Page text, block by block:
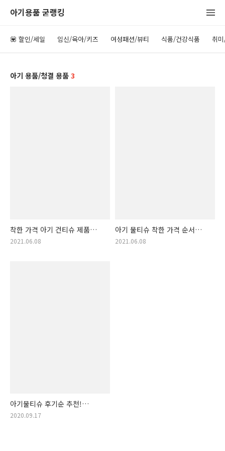
아기용품 굳랭킹
💟 할인/세일 임신/육아/키즈 여성패션/뷰티 식품/건강식품 취
아기 용품/청결 용품 3
착한 가격 아기 건티슈 제품
개봉박두! 아기건티슈 랭킹!!
2021.06.08
아기 물티슈 착한 가격 순서
상품 목록. 아기물티슈 저렴한
2021.06.08
아기물티슈 후기순 추천!
(저자극물티슈, 아기 물티슈,
2020.09.17